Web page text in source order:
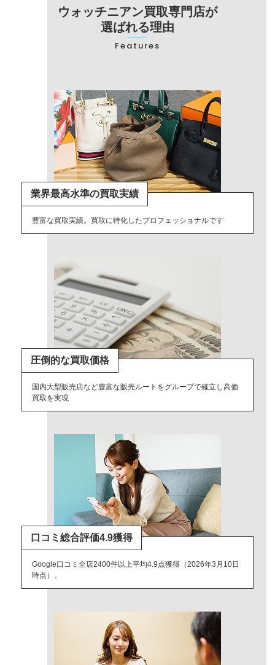
ウォッチニアン買取専門店が
選ばれる理由
Features
業界最高水準の買取実績
豊富な買取実績。買取に特化したプロフェッショナルです
圧倒的な買取価格
国内大型販売店など豊富な販売ルートをグループで確立し高価
買取を実現
口コミ総合評価4.9獲得
Google口コミ全店2400件以上平均4.9点獲得（2026年3月10日
時点）。